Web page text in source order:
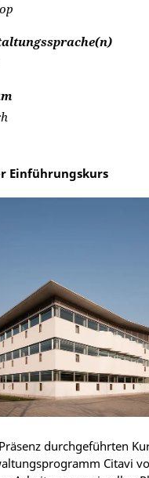
Einführungskurs
durchgeführten
Citavi